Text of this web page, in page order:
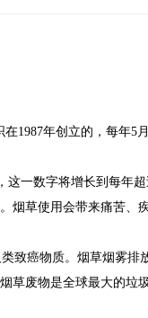
1987年创立的，每年5
一数字将增长到每年超
烟草使用会带来痛苦、
致癌物质。烟草烟雾排
草废物是全球最大的垃圾